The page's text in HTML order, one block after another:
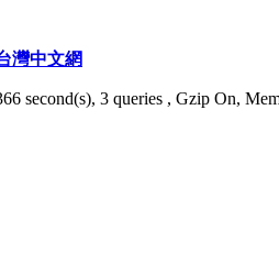
灣中文網
second(s), 3 queries , Gzip On,